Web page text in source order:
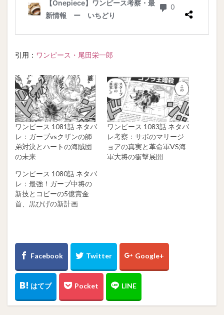
引用： ワンピース・尾田栄一郎
ワンピース 1081話 ネタバ
レ：ガープvsクザンの師
弟対決とハートの海賊団
の未来
ワンピース 1083話 ネタバ
レ考察：サボのマリージ
ョアの真実と革命軍VS海
軍大将の衝撃展開
ワンピース 1080話 ネタバ
レ：最強！ガープ中将の
新技とコビーの5億賞金
首、黒ひげの新計画